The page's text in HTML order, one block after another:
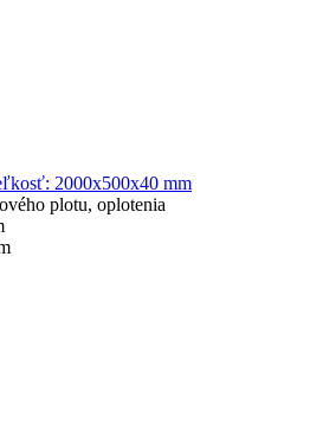
2000x500x40 mm
plotu, oplotenia